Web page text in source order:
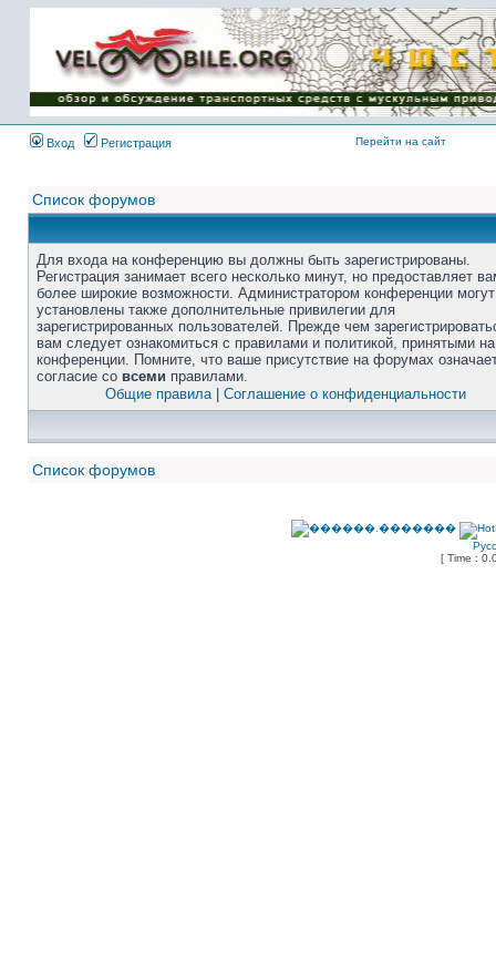
Вход Регистрация Перейти на сайт
Список форумов
Для входа на конференцию вы должны быть зарегистрированы.
Регистрация занимает всего несколько минут, но предоставляет
более широкие возможности. Администратором конференции
установлены также дополнительные привилегии для
зарегистрированных пользователей. Прежде чем
вам следует ознакомиться с правилами и политикой, принятыми на
конференции. Помните, что ваше присутствие на форумах
согласие со всеми правилами.
Общие правила| Соглашение о конфиденциальности
Список форумов
[ Time :